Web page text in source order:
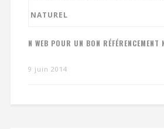
N WEB POUR UN BON RÉFÉRENCEMENT
9 juin 2014